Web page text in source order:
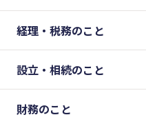
経理・税務のこと
設立・相続のこと
財務のこと